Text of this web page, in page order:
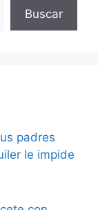
Buscar
padres
le impide